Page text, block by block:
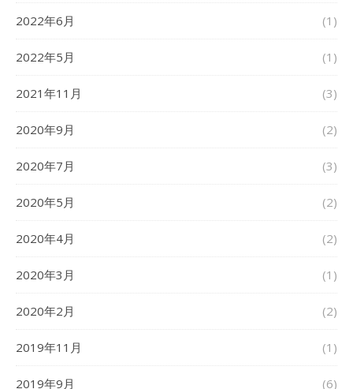
2022年6月 (1)
2022年5月 (1)
2021年11月 (3)
2020年9月 (2)
2020年7月 (3)
2020年5月 (2)
2020年4月 (2)
2020年3月 (1)
2020年2月 (2)
2019年11月 (1)
2019年9月 (6)